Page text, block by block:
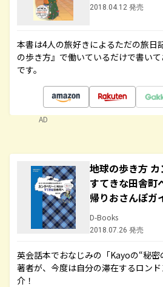
2018.04.12 発売
本書は4人の旅好きによるただの旅日
の歩き方』で働いているだけで書い
です。
AD
地球の歩き方
すてきな田舎町
帰りおさんぽガ
D-Books
2018.07.26 発売
英会話本でおなじみの「Kayoの“秘密
著者が、今度は自分の滞在するロン
介！